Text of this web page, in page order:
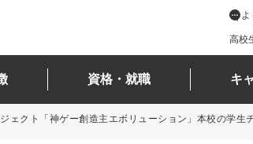
高校
よ
資格・就職 キ
ェクト「神ゲー創造主エボリューション」本校の学生